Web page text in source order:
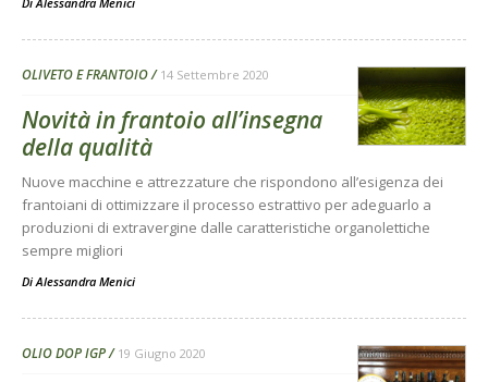
OLIVETO E FRANTOIO 14 Settembre 2020
Novità in frantoio all’insegna
della qualità
Nuove macchine e attrezzature che rispondono all’esigenza dei
frantoiani di ottimizzare il processo estrattivo per adeguarlo a
produzioni di extravergine dalle caratteristiche organolettiche
sempre migliori
DiAlessandra Menici
OLIO DOP IGP 19 Giugno 2020